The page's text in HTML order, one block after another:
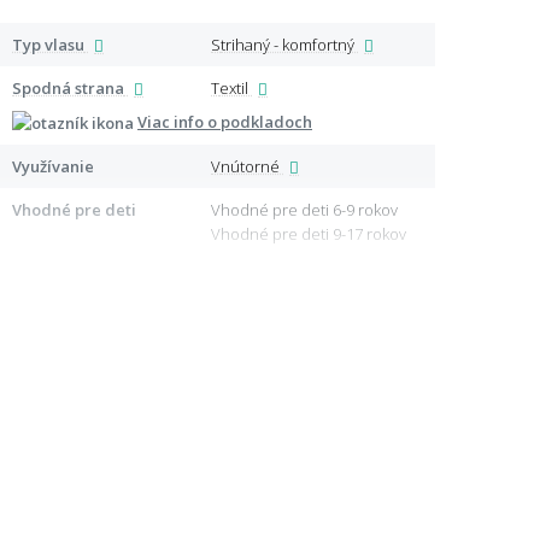
Typ vlasu
Strihaný - komfortný
Spodná strana
Textil
Viac info o podkladoch
Využívanie
Vnútorné
Vhodné pre deti
Vhodné pre deti 6-9 rokov
Vhodné pre deti 9-17 rokov